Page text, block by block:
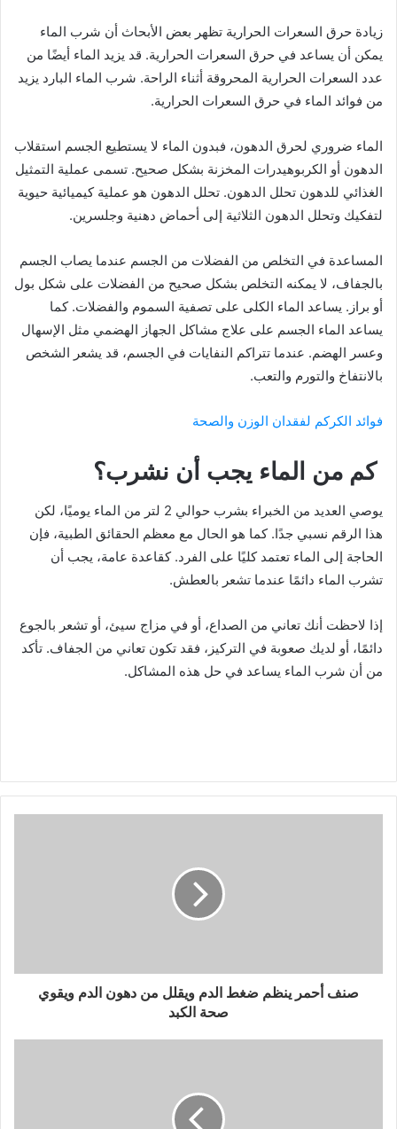
زيادة حرق السعرات الحرارية تظهر بعض الأبحاث أن شرب الماء
يمكن أن يساعد في حرق السعرات الحرارية. قد يزيد الماء أيضًا من
عدد السعرات الحرارية المحروقة أثناء الراحة. شرب الماء البارد يزيد
من فوائد الماء في حرق السعرات الحرارية.
الماء ضروري لحرق الدهون، فبدون الماء لا يستطيع الجسم استقلاب
الدهون أو الكربوهيدرات المخزنة بشكل صحيح. تسمى عملية التمثيل
الغذائي للدهون تحلل الدهون. تحلل الدهون هو عملية كيميائية حيوية
لتفكيك وتحلل الدهون الثلاثية إلى أحماض دهنية وجلسرين.
المساعدة في التخلص من الفضلات من الجسم عندما يصاب الجسم
بالجفاف، لا يمكنه التخلص بشكل صحيح من الفضلات على شكل بول
أو براز. يساعد الماء الكلى على تصفية السموم والفضلات. كما
يساعد الماء الجسم على علاج مشاكل الجهاز الهضمي مثل الإسهال
وعسر الهضم. عندما تتراكم النفايات في الجسم، قد يشعر الشخص
بالانتفاخ والتورم والتعب.
فوائد الكركم لفقدان الوزن والصحة
كم من الماء يجب أن نشرب؟
يوصي العديد من الخبراء بشرب حوالي 2 لتر من الماء يوميًا، لكن
هذا الرقم نسبي جدًا. كما هو الحال مع معظم الحقائق الطبية، فإن
الحاجة إلى الماء تعتمد كليًا على الفرد. كقاعدة عامة، يجب أن
تشرب الماء دائمًا عندما تشعر بالعطش.
إذا لاحظت أنك تعاني من الصداع، أو في مزاج سيئ، أو تشعر بالجوع
دائمًا، أو لديك صعوبة في التركيز، فقد تكون تعاني من الجفاف. تأكد
من أن شرب الماء يساعد في حل هذه المشاكل.
صنف أحمر ينظم ضغط الدم ويقلل من دهون الدم ويقوي
صحة الكبد